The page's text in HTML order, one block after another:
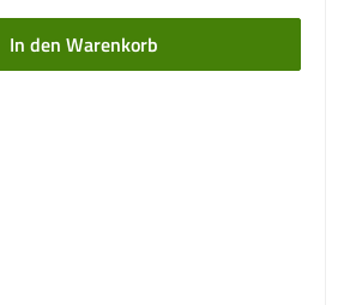
ein oder benutze die Schaltflächen um die
In den Warenkorb